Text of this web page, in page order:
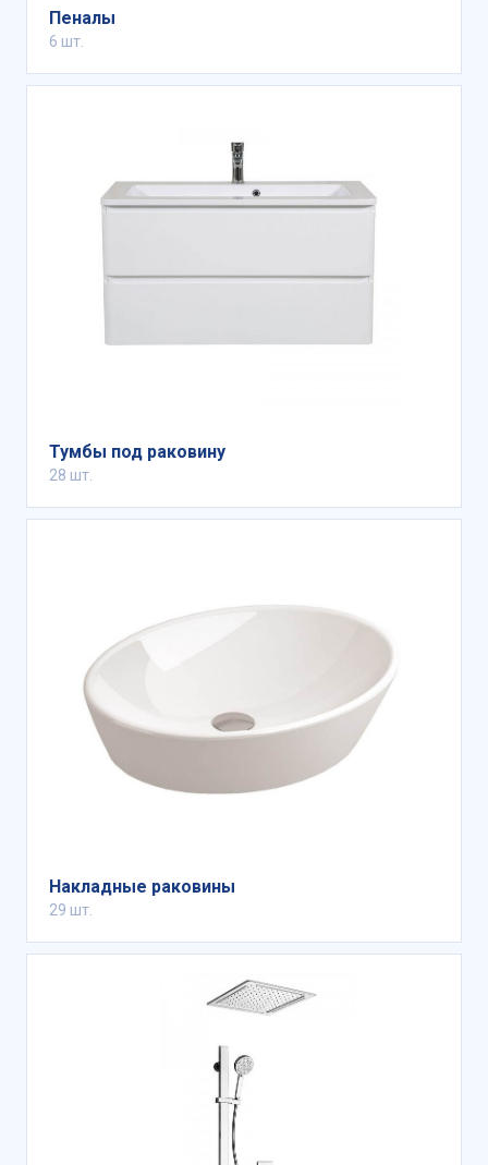
Пеналы
6 шт.
Тумбы под раковину
28 шт.
Накладные раковины
29 шт.